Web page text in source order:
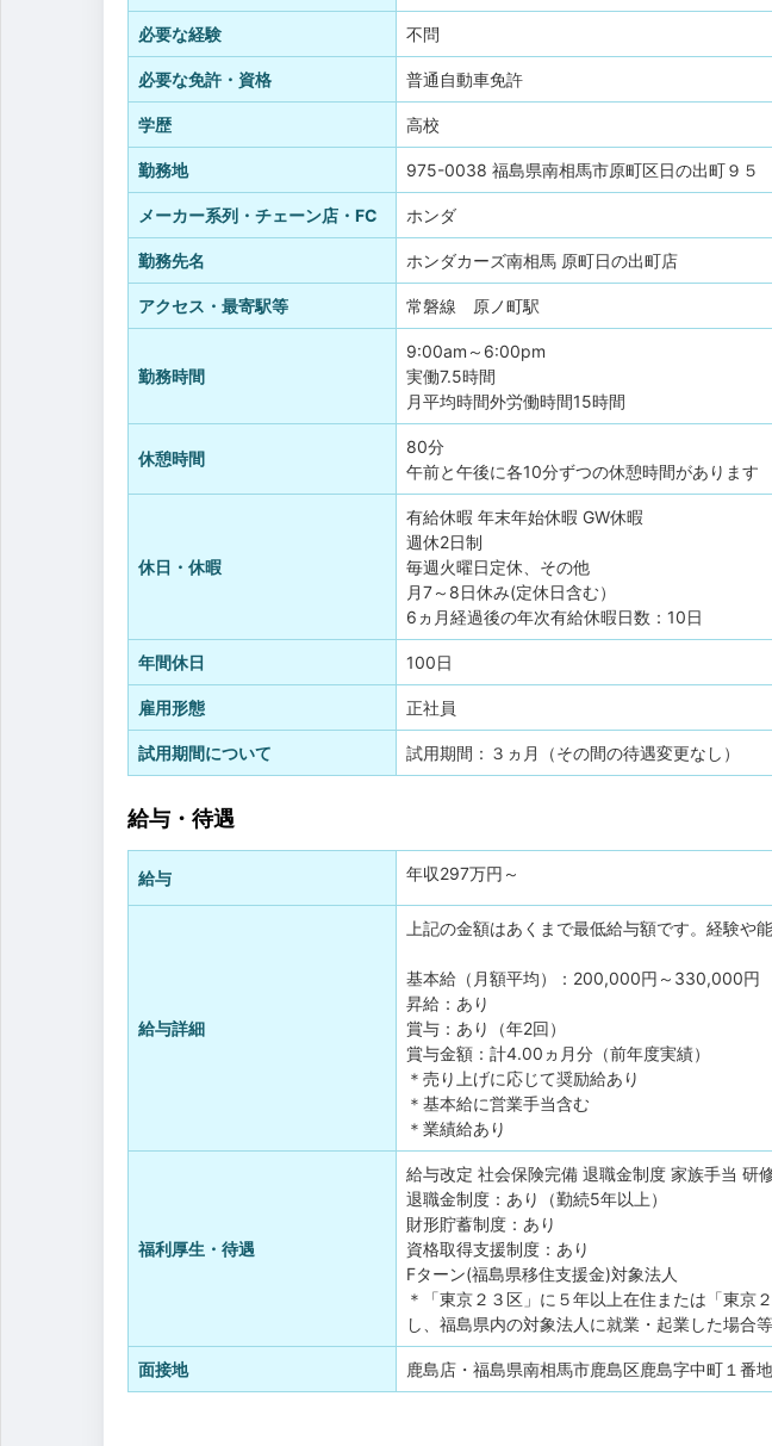
必要な経験 不問
必要な免許・資格 普通自動車免許
学歴 高校
勤務地 975-0038 福島県南相馬市原町区日の出町９５
メーカー系列・チェーン店・FC ホンダ
勤務先名 ホンダカーズ南相馬 原町日の出町店
アクセス・最寄駅等 常磐線 原ノ町駅
勤務時間
9:00am～6:00pm
実働7.5時間
月平均時間外労働時間15時間
休憩時間
80分
午前と午後に各10分ずつの休憩時間があります
休日・休暇
有給休暇 年末年始休暇 GW休暇
週休2日制
毎週火曜日定休、その他
月7～8日休み(定休日含む）
6ヵ月経過後の年次有給休暇日数：10日
年間休日 100日
雇用形態 正社員
試用期間について 試用期間：３ヵ月（その間の待遇変更なし）
給与・待遇
給与 年収297万円 ～
給与詳細
上記の金額はあくまで最低給与額です。経験や
基本給（月額平均）：200,000円～330,000円
昇給：あり
賞与：あり（年2回）
賞与金額：計4.00ヵ月分（前年度実績）
＊売り上げに応じて奨励給あり
＊基本給に営業手当含む
＊業績給あり
福利厚生・待遇
給与改定 社会保険完備 退職金制度 家族手当 研
退職金制度：あり（勤続5年以上）
財形貯蓄制度：あり
資格取得支援制度：あり
Fターン(福島県移住支援金)対象法人
＊「東京２３区」に５年以上在住または「東京
し、福島県内の対象法人に就業・起業した場合
面接地 鹿島店・福島県南相馬市鹿島区鹿島字中町１番地